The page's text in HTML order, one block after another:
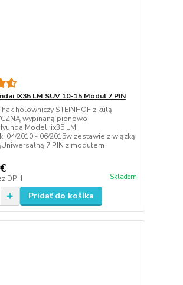
IX35 LM SUV 10-15 Modul 7 PIN
holowniczy STEINHOF z kulą
wypinaną pionowo
ix35 LM |
04/2010 - 06/2015w zestawie z wiązką
7 PIN z modułem
DPH Skladom
Pridať do košíka